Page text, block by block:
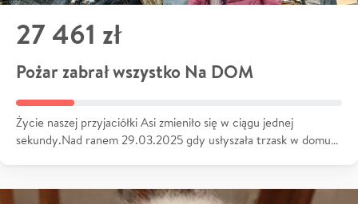
27 461 zł
Pożar zabrał wszystko Na DOM
Życie naszej przyjaciółki Asi zmieniło się w ciągu jednej
sekundy.Nad ranem 29.03.2025 gdy usłyszała trzask w domu…